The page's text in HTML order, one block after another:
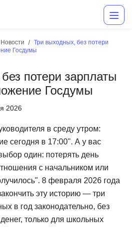
Новости
Три выходных, без потери
Госдумы
потери зарплаты
Госдумы
2026
в среду утром:
сегодня в 17:00". А у вас
один: потерять день
с начальником или
8 февраля 2026 года
эту историю — три
в год законодательно, без
только для школьных